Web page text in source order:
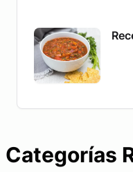
Categorías